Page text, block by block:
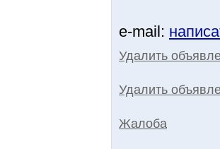
e-mail:
Удалить
Удалить
Жалоба